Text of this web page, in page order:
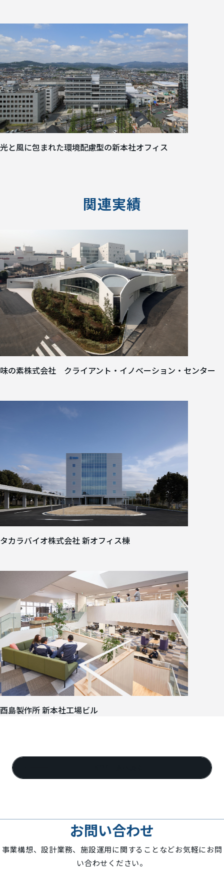
光と風に包まれた環境配慮型の新本社オフィス
関連実績
味の素株式会社 クライアント・イノベーション・センター
タカラバイオ株式会社 新オフィス棟
酉島製作所 新本社工場ビル
お問い合わせ
事業構想、設計業務、施設運用に関することなどお気軽にお問
い合わせください。